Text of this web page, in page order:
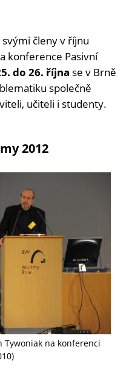
členy v říjnu
konference Pasivní
do 26. října se v Brně
společně
učiteli i studenty.
2012
Tywoniak na konferenci